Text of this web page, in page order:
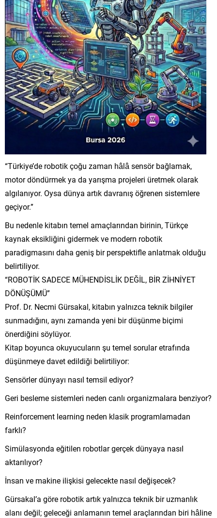
“Türkiye’de robotik çoğu zaman hâlâ sensör bağlamak,
motor döndürmek ya da yarışma projeleri üretmek olarak
algılanıyor. Oysa dünya artık davranış öğrenen sistemlere
geçiyor.”
Bu nedenle kitabın temel amaçlarından birinin, Türkçe
kaynak eksikliğini gidermek ve modern robotik
paradigmasını daha geniş bir perspektifle anlatmak olduğu
belirtiliyor.
“ROBOTİK SADECE MÜHENDİSLİK DEĞİL, BİR ZİHNİYET
DÖNÜŞÜMÜ”
Prof. Dr. Necmi Gürsakal, kitabın yalnızca teknik bilgiler
sunmadığını, aynı zamanda yeni bir düşünme biçimi
önerdiğini söylüyor.
Kitap boyunca okuyucuların şu temel sorular etrafında
düşünmeye davet edildiği belirtiliyor:
Sensörler dünyayı nasıl temsil ediyor?
Geri besleme sistemleri neden canlı organizmalara benziyor?
Reinforcement learning neden klasik programlamadan
farklı?
Simülasyonda eğitilen robotlar gerçek dünyaya nasıl
aktarılıyor?
İnsan ve makine ilişkisi gelecekte nasıl değişecek?
Gürsakal’a göre robotik artık yalnızca teknik bir uzmanlık
alanı değil; geleceği anlamanın temel araçlarından biri hâline